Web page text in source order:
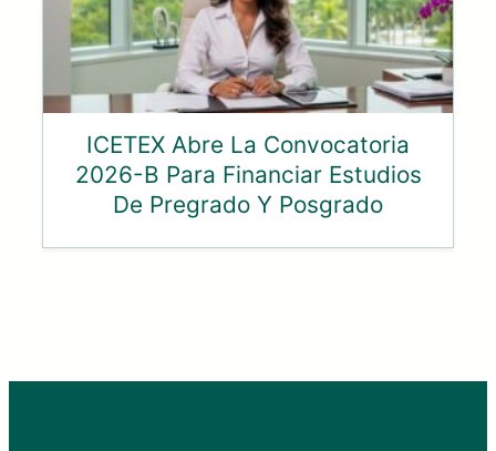
ICETEX Abre La Convocatoria
2026-B Para Financiar Estudios
De Pregrado Y Posgrado